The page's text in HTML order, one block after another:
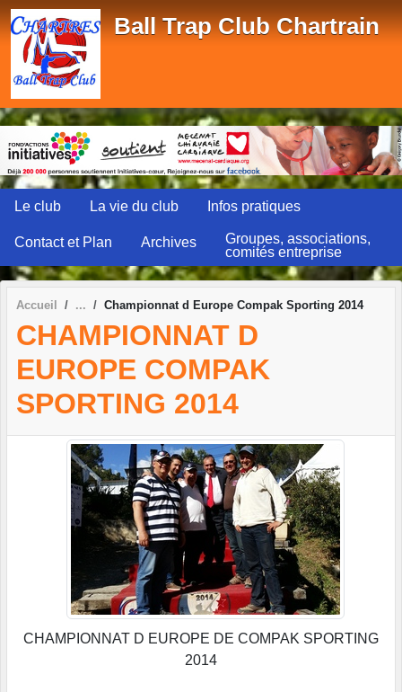
Ball Trap Club Chartrain
Le club La vie du club Infos pratiques
Contact et Plan Archives
Groupes, associations,
comités entreprise
Accueil Championnat d Europe Compak Sporting 2014
CHAMPIONNAT D
EUROPE COMPAK
SPORTING 2014
CHAMPIONNAT D EUROPE DE COMPAK SPORTING
2014
Panneau de gestion des cookies